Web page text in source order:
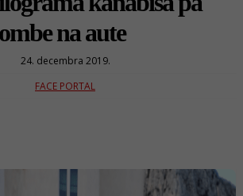
na aute
24. decembra 2019.
FACE PORTAL